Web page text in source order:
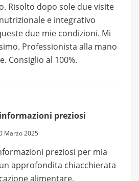
Risolto dopo sole due visite
e integrativo
due mie condizioni. Mi
Professionista alla mano
Consiglio al 100%.
preziosi
Marzo 2025
preziosi per mia
approfondita chiacchierata
alimentare.